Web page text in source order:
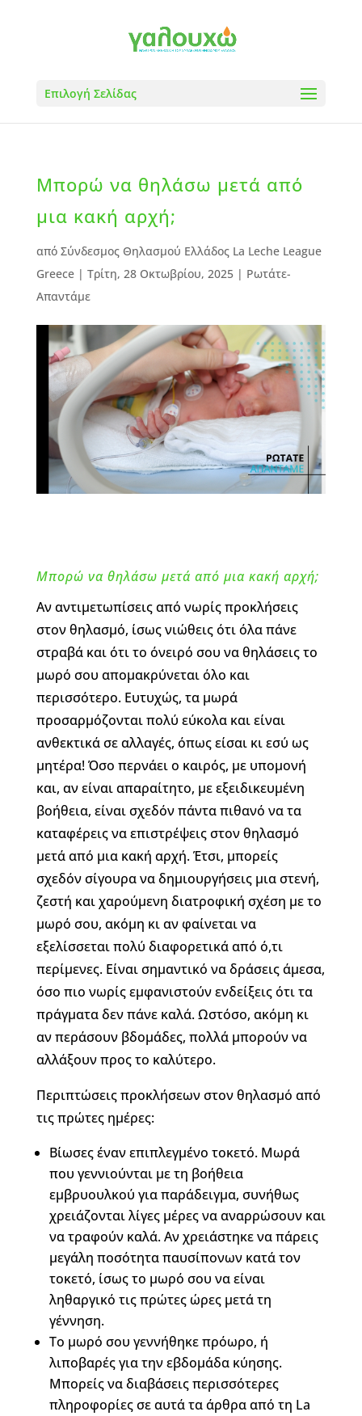
Επιλογή Σελίδας
Μπορώ να θηλάσω μετά από
μια κακή αρχή;
από Σύνδεσμος Θηλασμού Ελλάδος La Leche League
Greece| Τρίτη, 28 Οκτωβρίου, 2025| Ρωτάτε-
Απαντάμε
Μπορώ να θηλάσω μετά από μια κακή αρχή;
Αν αντιμετωπίσεις από νωρίς προκλήσεις
στον θηλασμό, ίσως νιώθεις ότι όλα πάνε
στραβά και ότι το όνειρό σου να θηλάσεις το
μωρό σου απομακρύνεται όλο και
περισσότερο. Ευτυχώς, τα μωρά
προσαρμόζονται πολύ εύκολα και είναι
ανθεκτικά σε αλλαγές, όπως είσαι κι εσύ ως
μητέρα! Όσο περνάει ο καιρός, με υπομονή
και, αν είναι απαραίτητο, με εξειδικευμένη
βοήθεια, είναι σχεδόν πάντα πιθανό να τα
καταφέρεις να επιστρέψεις στον θηλασμό
μετά από μια κακή αρχή. Έτσι, μπορείς
σχεδόν σίγουρα να δημιουργήσεις μια στενή,
ζεστή και χαρούμενη διατροφική σχέση με το
μωρό σου, ακόμη κι αν φαίνεται να
εξελίσσεται πολύ διαφορετικά από ό,τι
περίμενες. Είναι σημαντικό να δράσεις άμεσα,
όσο πιο νωρίς εμφανιστούν ενδείξεις ότι τα
πράγματα δεν πάνε καλά. Ωστόσο, ακόμη κι
αν περάσουν βδομάδες, πολλά μπορούν να
αλλάξουν προς το καλύτερο.
Περιπτώσεις προκλήσεων στον θηλασμό από
τις πρώτες ημέρες:
Βίωσες έναν επιπλεγμένο τοκετό. Μωρά
που γεννιούνται με τη βοήθεια
εμβρυουλκού για παράδειγμα, συνήθως
χρειάζονται λίγες μέρες να αναρρώσουν και
να τραφούν καλά. Αν χρειάστηκε να πάρεις
μεγάλη ποσότητα παυσίπονων κατά τον
τοκετό, ίσως το μωρό σου να είναι
ληθαργικό τις πρώτες ώρες μετά τη
γέννηση.
Το μωρό σου γεννήθηκε πρόωρο, ή
λιποβαρές για την εβδομάδα κύησης.
Μπορείς να διαβάσεις περισσότερες
πληροφορίες σε αυτά τα άρθρα από τη La